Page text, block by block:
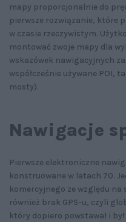
mapy proporcjonalnie do
pierwsze rozwiązanie, które
w czasie rzeczywistym.
montować zwoje mapy dla
wskazówek nawigacyjnych
współcześnie używane POI,
mosty).
Nawigacje
Pierwsze elektroniczne
konstruowane w latach 70.
komercyjnego ze względu na
również brak GPS-u, czyli
który dopiero powstawał i